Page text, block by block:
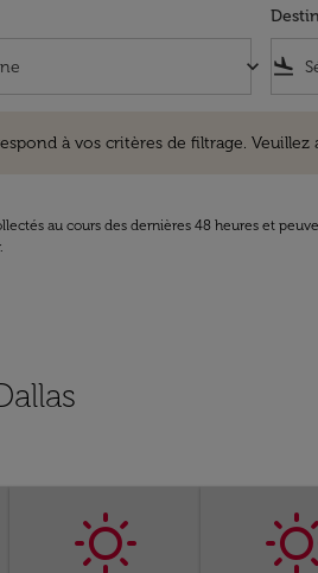
keyboard_arrow_down flight_land
à vos critères de filtrage. Veuillez
au cours des dernières 48 heures et